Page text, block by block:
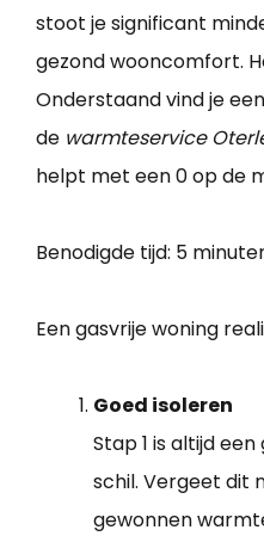
stoot je significant
gezond wooncomfort.
Onderstaand vind je
de warmteservice
helpt met een 0 op de
Benodigde tijd: 5
Een gasvrije woning
Goed isoleren
Stap 1 is altijd
schil. Vergeet dit
gewonnen